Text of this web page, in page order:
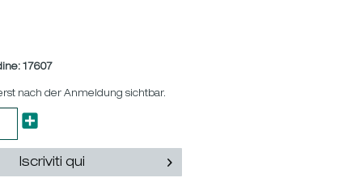
17607
nach der Anmeldung sichtbar.
Iscriviti qui